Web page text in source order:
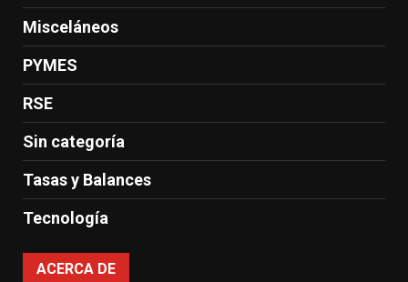
Misceláneos
PYMES
RSE
Sin categoría
Tasas y Balances
Tecnología
ACERCA DE